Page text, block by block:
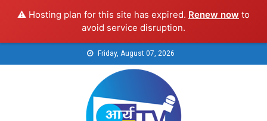
⚠️ Hosting plan for this site has expired. Renew now to
avoid service disruption.
to
Friday, August 07, 2026